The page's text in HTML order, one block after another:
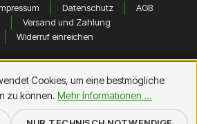
Datenschutz
AGB
Versand und Zahlung
Widerruf einreichen
Cookies, um eine bestmögliche
zu können. Mehr Informationen ...